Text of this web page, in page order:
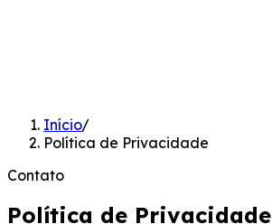
Início/
Política de Privacidade
Contato
Política de Privacidade